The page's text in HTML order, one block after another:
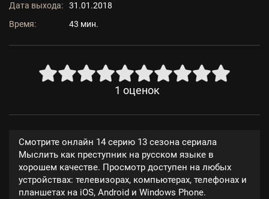
Дата выхода:
31.01.2018
Время:
43 мин.
1 оценок
Смотрите онлайн 14 серию 13 сезона сериала
Мыслить как преступник на русском языке в
хорошем качестве. Просмотр доступен на любых
устройствах: телевизорах, компьютерах, телефонах и
планшетах на iOS, Android и Windows Phone.